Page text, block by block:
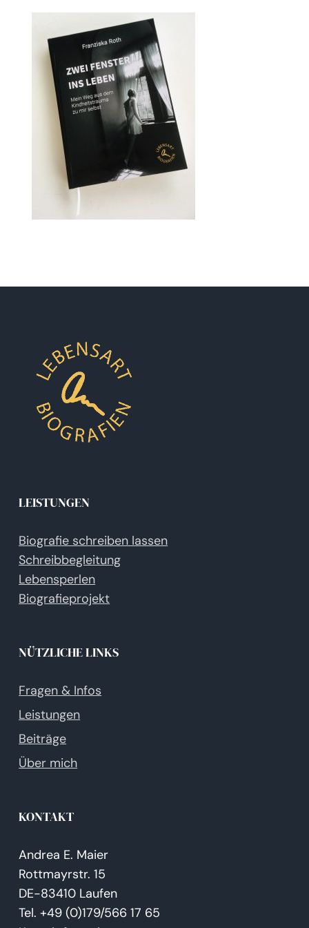
LEISTUNGEN
Biografie schreiben lassen
Schreibbegleitung
Lebensperlen
Biografieprojekt
NÜTZLICHE LINKS
Fragen & Infos
Leistungen
Beiträge
Über mich
KONTAKT
Andrea E. Maier
Rottmayrstr. 15
DE-83410 Laufen
Tel. +49 (0)179/566 17 65